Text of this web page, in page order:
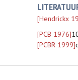
[Hendrickx
[PCB 1976]
[PCBR 1999]